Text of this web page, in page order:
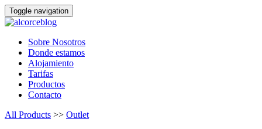
Toggle navigation
Sobre Nosotros
Donde estamos
Alojamiento
Tarifas
Productos
Contacto
All Products >> Outlet